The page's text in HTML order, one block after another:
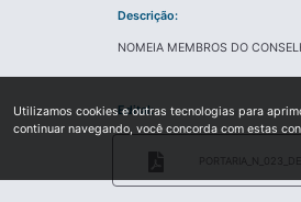
Descrição:
NOMEIA MEMBROS DO
Edital:
Utilizamos cookies e outras tecnologias para
continuar navegando, você concorda com estas